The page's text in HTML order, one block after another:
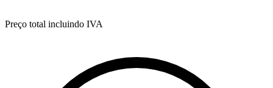
Preço total incluindo IVA